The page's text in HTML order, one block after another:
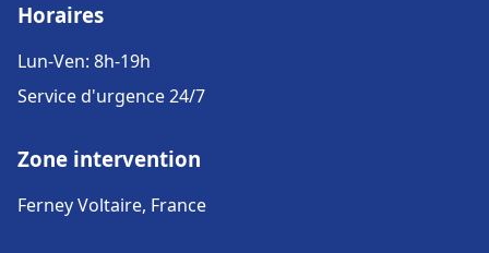
Horaires
Lun-Ven: 8h-19h
Service d'urgence 24/7
Zone intervention
Ferney Voltaire, France